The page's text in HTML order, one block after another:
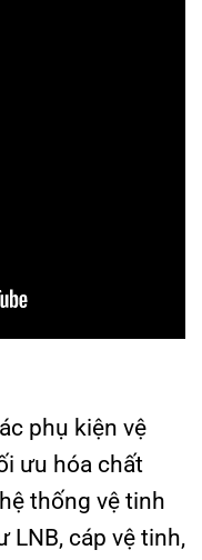
phụ kiện vệ
ưu hóa chất
thống vệ tinh
LNB, cáp vệ tinh,